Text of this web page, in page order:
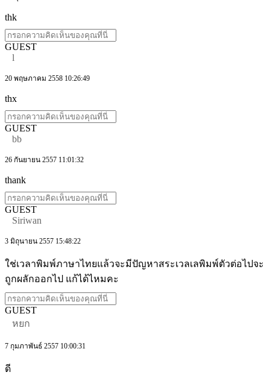
thk
GUEST
l
20 พฤษภาคม 2558 10:26:49
thx
GUEST
bb
26 กันยายน 2557 11:01:32
thank
GUEST
Siriwan
3 มิถุนายน 2557 15:48:22
ใช่เวลาพิมพ์ภาษาไทยแล้วจะมีปัญหาสระเวลเลพิมพ์ตัวต่อไปจะ
ถูกผลักออกไป แก้ได้ไหมคะ
GUEST
หยก
7 กุมภาพันธ์ 2557 10:00:31
ดี